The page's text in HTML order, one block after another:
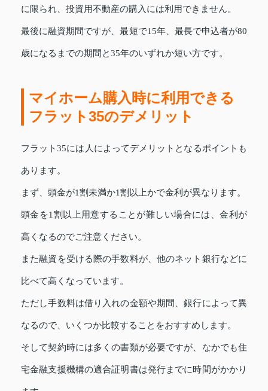
に限られ、投資用不動産の購入には利用できません。
最後に融資期間ですが、最短で15年、最長で申込者が80
歳になるまでの期間と35年のいずれか短い方です。
マイホーム購入時に利用できる
フラット35のデメリット
フラット35には人によってデメリットとなるポイントも
あります。
まず、頭金が1割未満か1割以上かで金利が異なります。
頭金を1割以上用意することが難しい場合には、金利が
高くなるのでご注意ください。
また融資を受ける際の手数料が、他のネット銀行などに
比べて高くなっています。
ただし手数料は借り入れの金額や期間、銀行によって異
なるので、いくつか比較することをおすすめします。
そして契約時には多くの書類が必要ですが、なかでも住
宅金融支援機構の適合証明書は発行までに時間がかかり